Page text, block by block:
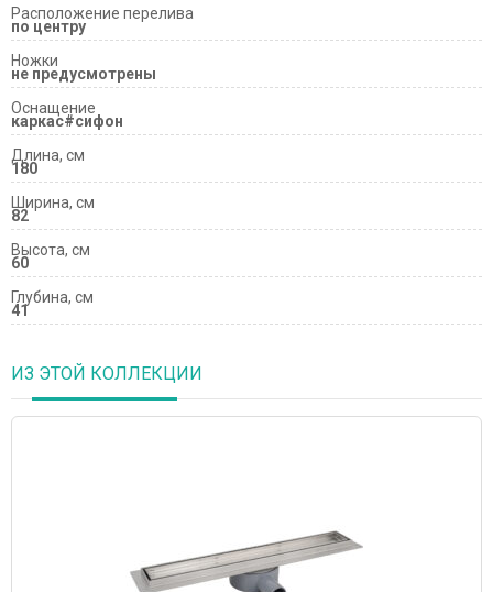
Расположение перелива
по центру
Ножки
не предусмотрены
Оснащение
каркас#сифон
Длина, см
180
Ширина, см
82
Высота, см
60
Глубина, см
41
ИЗ ЭТОЙ КОЛЛЕКЦИИ